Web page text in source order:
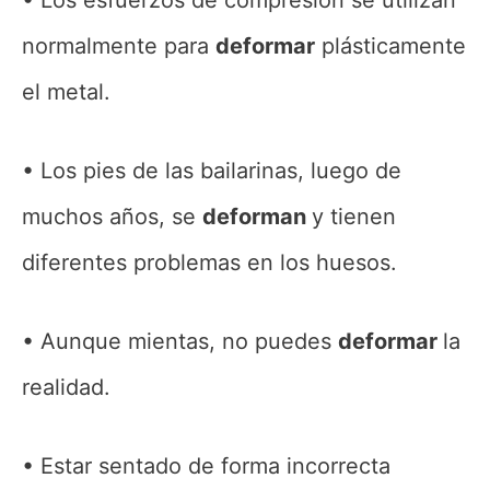
normalmente para deformar plásticamente
el metal.
Los pies de las bailarinas, luego de
muchos años, se deforman y tienen
diferentes problemas en los huesos.
Aunque mientas, no puedes deformar la
realidad.
Estar sentado de forma incorrecta